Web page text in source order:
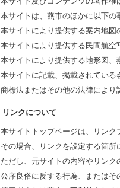
本サイトは、燕市のほかに以下の
本サイトにより提供する案内地図
本サイトにより提供する民間航空
本サイトにより提供する地形図、
本サイトに記載、掲載されている
商標法またはその他の法律により
リンクについて
本サイトトップページは、リンク
その場合、リンクを設定する箇所
ただし、元サイトの内容やリンク
公序良俗に反する行為、またはそ